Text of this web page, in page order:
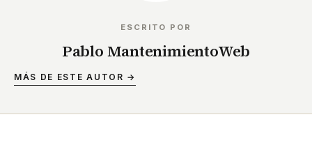
ESCRITO POR
Pablo MantenimientoWeb
MÁS DE ESTE AUTOR →